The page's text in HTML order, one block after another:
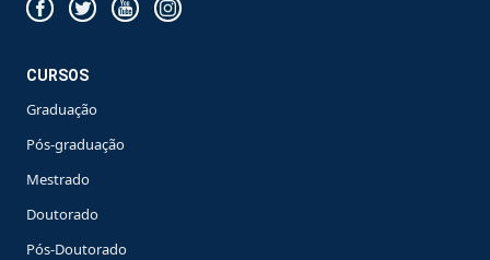
CURSOS
Graduação
Pós-graduação
Mestrado
Doutorado
Pós-Doutorado